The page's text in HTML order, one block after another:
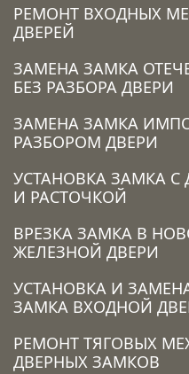
РЕМОНТ ВХОДНЫХ
ДВЕРЕЙ
ЗАМЕНА ЗАМКА
БЕЗ РАЗБОРА ДВЕРИ
ЗАМЕНА ЗАМКА
РАЗБОРОМ ДВЕРИ
УСТАНОВКА ЗАМКА C
И РАСТОЧКОЙ
ВРЕЗКА ЗАМКА В
ЖЕЛЕЗНОЙ ДВЕРИ
УСТАНОВКА И
ЗАМКА ВХОДНОЙ
РЕМОНТ ТЯГОВЫХ
ДВЕРНЫХ ЗАМКОВ